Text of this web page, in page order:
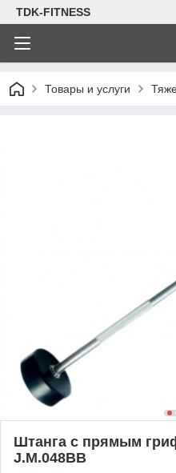
TDK-FITNESS
Товары и услуги
Штанга с прямым
J.M.048BB